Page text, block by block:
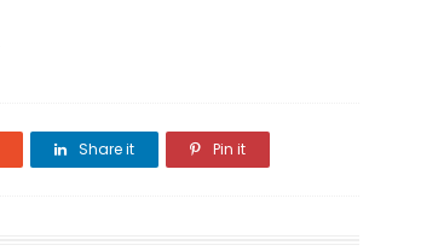
Share it Pin it